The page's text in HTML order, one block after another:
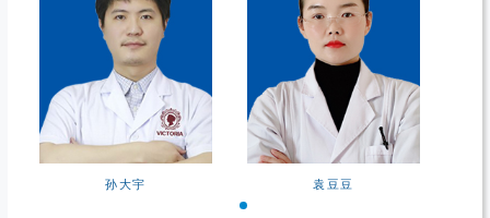
孙大宇 袁豆豆